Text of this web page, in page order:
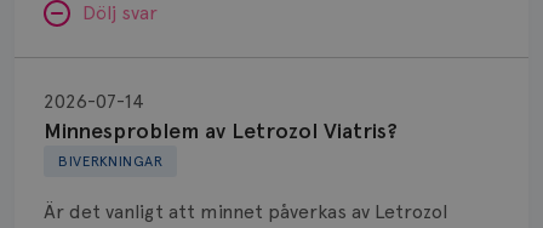
Dölj svar
BIVERKNINGAR
Minnesproblem av Letrozol Viatris?
2026-07-14
Är det vanligt att minnet påverkas av Letrozol
Letrozol
Viatris?